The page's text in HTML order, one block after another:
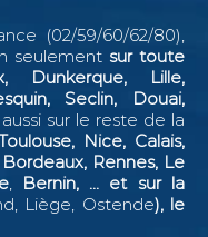
(02/59/60/62/80),
seulementsur toute
Dunkerque, Lille,
Seclin,
Douai,
sur le reste de la
Nice, Calais,
Rennes, Le
, Bernin, ... et sur la
Liège, Ostende), le